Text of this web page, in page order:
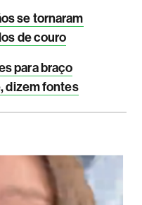
se tornaram
de couro
para braço
dizem fontes